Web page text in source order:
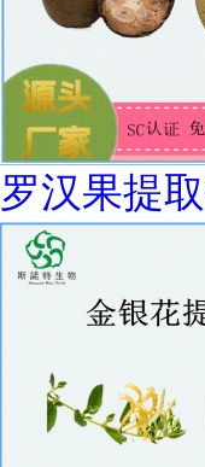
罗汉果提